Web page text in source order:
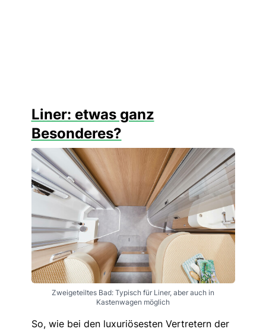
Liner: etwas ganz
Besonderes?
Zweigeteiltes Bad: Typisch für Liner, aber auch in
Kastenwagen möglich
So, wie bei den luxuriösesten Vertretern der